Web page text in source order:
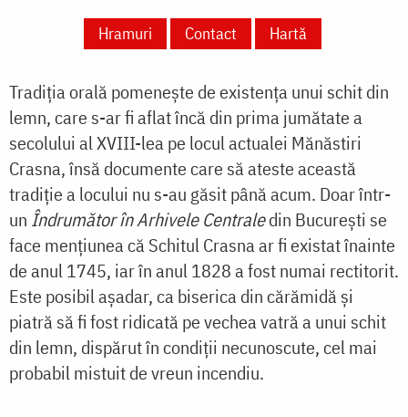
Hramuri Contact Hartă
Tradiţia orală pomeneşte de existenţa unui schit din
lemn, care s-ar fi aflat încă din prima jumătate a
secolului al XVIII-lea pe locul actualei Mănăstiri
Crasna, însă documente care să ateste această
tradiţie a locului nu s-au găsit până acum. Doar într-
un Îndrumător în Arhivele Centraledin Bucureşti se
face menţiunea că Schitul Crasna ar fi existat înainte
de anul 1745, iar în anul 1828 a fost numai rectitorit.
Este posibil aşadar, ca biserica din cărămidă şi
piatră să fi fost ridicată pe vechea vatră a unui schit
din lemn, dispărut în condiţii necunoscute, cel mai
probabil mistuit de vreun incendiu.